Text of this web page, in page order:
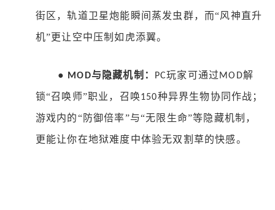
街区，轨道卫星炮能瞬间蒸发虫群，而“风神直升
机”更让空中压制如虎添翼。
● MOD与隐藏机制： PC玩家可通过MOD解
锁“召唤师”职业，召唤150种异界生物协同作战；
游戏内的“防御倍率”与“无限生命”等隐藏机制，
更能让你在地狱难度中体验无双割草的快感。